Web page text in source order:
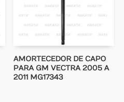
AMORTECEDOR DE CAPO
PARA GM VECTRA 2005 A
2011 MG17343